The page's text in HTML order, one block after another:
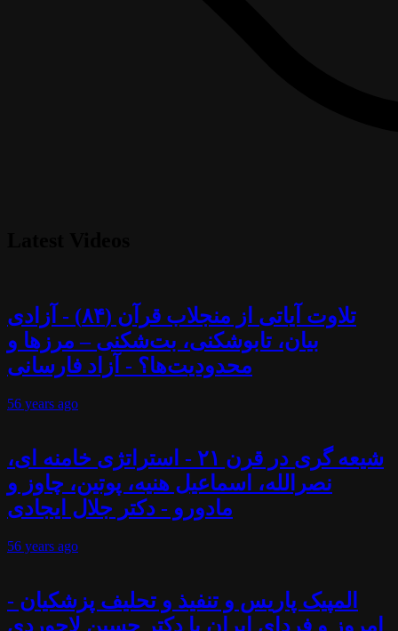
تلاوت آیاتی از منجلاب قرآن (۸۴) - آزادی
بیان، تابوشکنی، بت‌شکنی – مرزها و
محدودیت‌ها؟ - آزاد فارسانی
56 years ago
شیعه گری در قرن ۲۱ - استراتژی خامنه ای،
نصرالله، اسماعیل هنیه، پوتین، چاوز و
مادورو - دکتر جلال ایجادی
56 years ago
المپیک پاریس و تنفیذ و تحلیف پزشکیان -
امروز و فردای ایران با دکتر حسین لاجوردی